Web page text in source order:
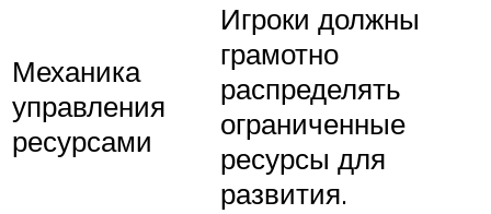
Механика
управления
ресурсами
Игроки должны
грамотно
распределять
ограниченные
ресурсы для
развития.